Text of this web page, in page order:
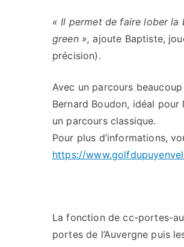
« Il permet de faire lober la
green »,ajoute Baptiste,
précision).
Avec un parcours
Bernard Boudon, idéal
un parcours classique.
Pour plus d’informations,
https://
La fonction de cc-portes-
portes de l’Auvergne puis